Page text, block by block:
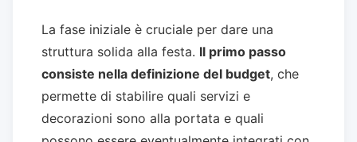
La fase iniziale è cruciale per dare una
struttura solida alla festa. Il primo passo
consiste nella definizione del budget, che
permette di stabilire quali servizi e
decorazioni sono alla portata e quali